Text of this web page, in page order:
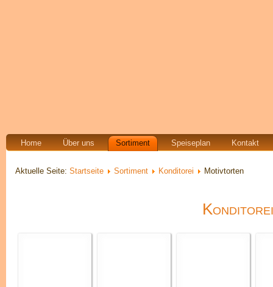
Home Über uns Sortiment Speiseplan Kontakt
Aktuelle Seite: Startseite Sortiment Konditorei Motivtorten
Konditorei